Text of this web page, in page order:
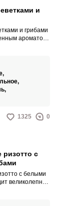
и
и грибами
ароматом
1325 0
ризотто с
с белыми
великолепно